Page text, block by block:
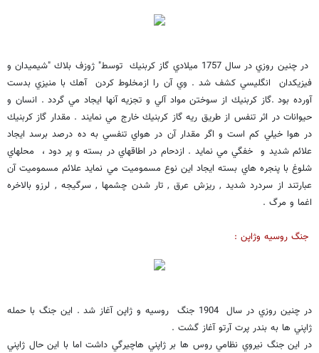
در چنين روزي در سال 1757 ميلادي گاز كربنيك توسط" ژوزف بلاك "شيميدان و
فيزيكدان انگليسي كشف شد . وي آن را ازمخلوط كردن آهك با منيزي بدست
آورده بود .گاز كربنيك از سوختن مواد آلي و تجزيه آنها ايجاد مي گردد . انسان و
حيوانات در اثر تنفس از طريق ريه گاز كربنيك خارج مي نمايند . مقدار گاز كربنيك
در هوا خيلي كم است و اگر مقدار آن در هواي تنفسي به ده درصد برسد ايجاد
علائم شديد و خفگي مي نمايد . ازدحام در اطاقهاي در بسته و پر دود ، محلهاي
شلوغ با پنجره هاي بسته ايجاد اين نوع مسموميت مي نمايد علائم مسموميت آن
عبارتند از سردرد شديد , ريزش عرق , تار شدن چشمها , سرگيجه , لرزو بالاخره
اغما و مرگ .
جنگ روسيه وژاپن :
در چنين روزي در سال 1904 جنگ روسيه و ژاپن آغاز شد . اين جنگ با حمله
ژاپني ها به بندر پرت آرتو آغاز گشت .
در اين جنگ نيروي نظامي روس ها بر ژاپني هاچيرگي داشت اما با اين حال ژاپني